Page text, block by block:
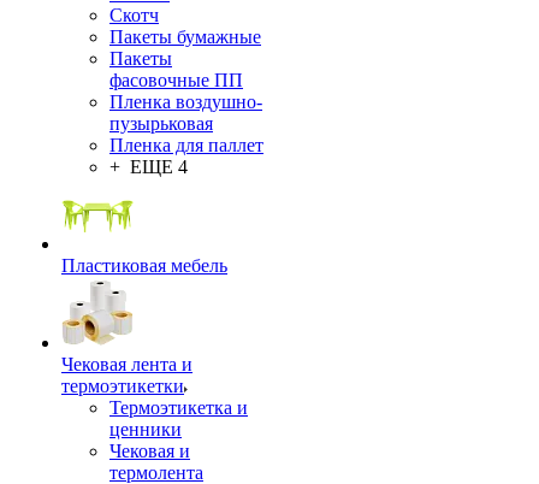
Скотч
Пакеты бумажные
Пакеты
фасовочные ПП
Пленка воздушно-
пузырьковая
Пленка для паллет
+ ЕЩЕ 4
Пластиковая мебель
Чековая лента и
термоэтикетки
Термоэтикетка и
ценники
Чековая и
термолента